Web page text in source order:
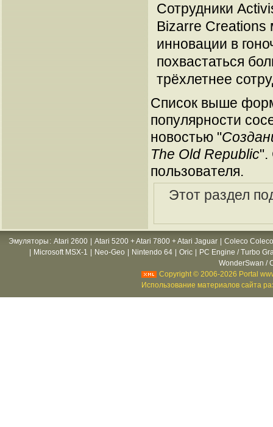
Сотрудники
Bizarre Creations
инновации в
похвастаться
трёхлетнее
Список выше
популярности
новостью "
The Old Republic".
пользователя.
Этот раздел
Эмуляторы : Atari 2600 Atari 5200 + Atari 7800 + Atari Jaguar
Coleco
Microsoft MSX-1 Neo-Geo Nintendo 64 Oric
PC Engine / Turbo
WonderSwan /
Copyright © 2006-2026 Portal
Использование материалов сайта